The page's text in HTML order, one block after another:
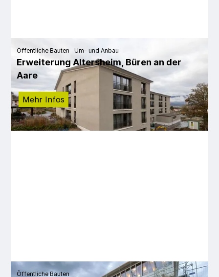
Öffentliche Bauten Um- und Anbau
Erweiterung Altersheim, Büren an der
Aare
Mehr Infos
Öffentliche Bauten